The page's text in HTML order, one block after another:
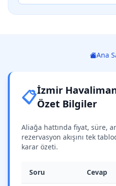
Ana
📋İzmir
Özet Bilgiler
Aliağa hattında fiyat, süre,
rezervasyon akışını tek
karar özeti.
Soru Cevap